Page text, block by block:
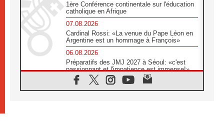
1ère Conférence continentale sur l'éducation
catholique en Afrique
07.08.2026
Cardinal Rossi: «La venue du Pape Léon en
Argentine est un hommage à François»
06.08.2026
Préparatifs des JMJ 2027 à Séoul: «c'est
passionnant et l'impatience est immense!»
06.08.2026
Chrétiens et confucéens: respect et sagesse